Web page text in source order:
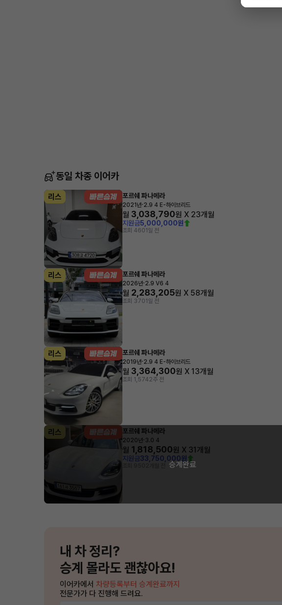
동일 차종 이어카
리스 포르쉐 파나메라
2021년·2.9 4 E-하이브리드
월 3,038,790원 X 23개월
지원금5,000,000원
조회 4601일 전
리스 포르쉐 파나메라
2026년·2.9 V6 4
월 2,283,205원 X 58개월
조회 3701일 전
리스 포르쉐 파나메라
2019년·2.9 4 E-하이브리드
월 3,364,300원 X 13개월
조회 1,5742주 전
리스 포르쉐 파나메라
2020년· 3.0 4
월 1,818,500원 X 31개월
지원금33,750,000원
승계완료
내 차 정리?
승계 몰라도 괜찮아요!
이어카에서 차량등록부터 승계완료까지
전문가가 다 진행해 드려요.